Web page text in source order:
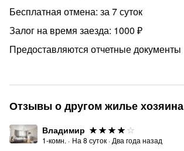
Бесплатная отмена: за 7 суток
Залог на время заезда: 1000 ₽
Предоставляются отчетные документы
Отзывы о другом жилье хозяина
Владимир
1-комн. · На 8 суток · Два года назад